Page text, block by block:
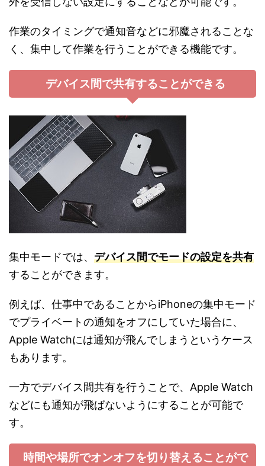
作業のタイミングで通知音などに邪魔されることな
く、集中して作業を行うことができる機能です。
デバイス間で共有することができる
集中モードでは、 デバイス間でモードの設定を共有
することができます。
例えば、仕事中であることからiPhoneの集中モード
でプライベートの通知をオフにしていた場合に、
Apple Watchには通知が飛んでしまうというケース
もあります。
一方でデバイス間共有を行うことで、Apple Watch
などにも通知が飛ばないようにすることが可能で
す。
時間や場所でオンオフを切り替えることがで